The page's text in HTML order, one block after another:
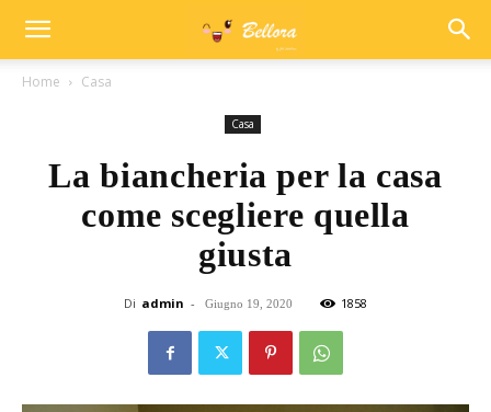
Home Casa
Casa
La biancheria per la casa
come scegliere quella
giusta
Di admin - Giugno 19, 2020 1858